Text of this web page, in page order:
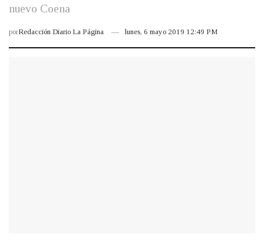
nuevo Coena
porRedacción Diario La Página lunes, 6 mayo 2019 12:49 PM